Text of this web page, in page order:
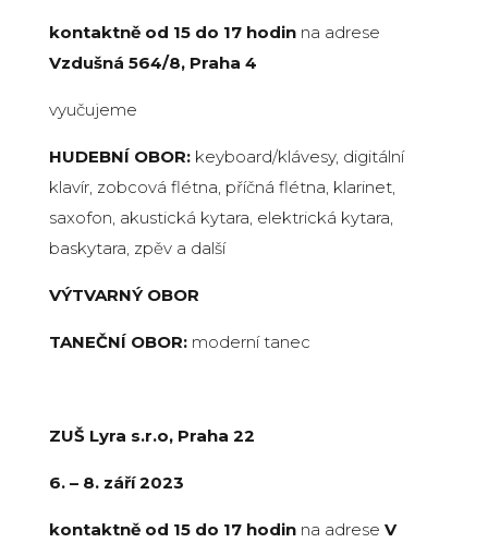
kontaktně od 15 do 17 hodin na adrese
Vzdušná 564/8, Praha 4
vyučujeme
HUDEBNÍ OBOR:keyboard/klávesy, digitální
klavír, zobcová flétna, příčná flétna, klarinet,
saxofon, akustická kytara, elektrická kytara,
baskytara, zpěv a další
VÝTVARNÝ OBOR
TANEČNÍ OBOR:moderní tanec
ZUŠ Lyra s.r.o, Praha 22
6. – 8. září 2023
kontaktně od 15 do 17 hodin na adrese V